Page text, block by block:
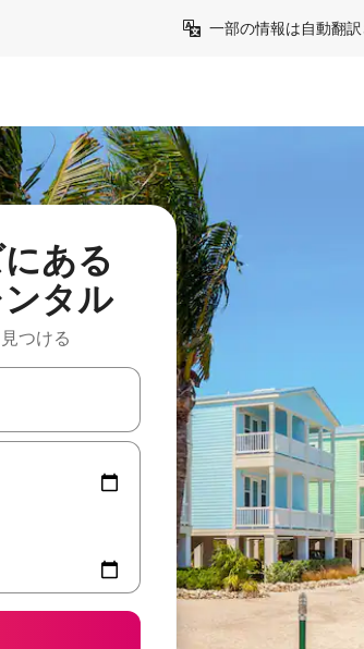
一部の情報は自動翻訳
ある
タル
つける
印キーを使って移動するか、画面をタッチまたは